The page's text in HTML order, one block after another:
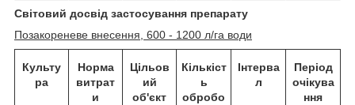
Світовий досвід застосування препарату
Позакореневе внесення, 600 - 1200 л/га води
Культу
ра
Норма
витрат
и
Цільов
ий
об'єкт
Кількіст
ь
обробо
Інтерва
л
Період
очікува
ння